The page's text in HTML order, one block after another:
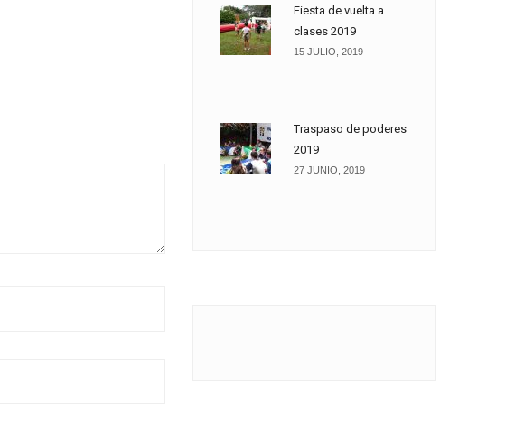
Fiesta de vuelta a
clases 2019
15 JULIO, 2019
Traspaso de poderes
2019
27 JUNIO, 2019